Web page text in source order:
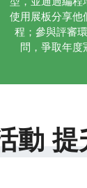
使用展板分享他
程；參與評審
問，爭取年度
動